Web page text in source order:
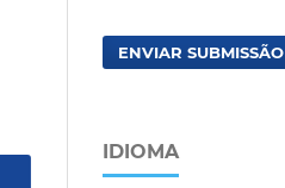
ENVIAR SUBMISSÃO
IDIOMA